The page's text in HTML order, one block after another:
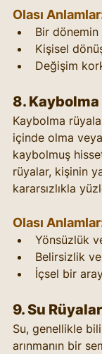
Olası
Bir
Kişisel
Değişim
8. Kaybolma
Kaybolma
içinde olma
kaybolmuş
rüyalar, kişinin
kararsızlıkla
Olası
Yönsüzlük
Belirsizlik ve
İçsel bir
9. Su
Su, genellikle
arınmanın bir